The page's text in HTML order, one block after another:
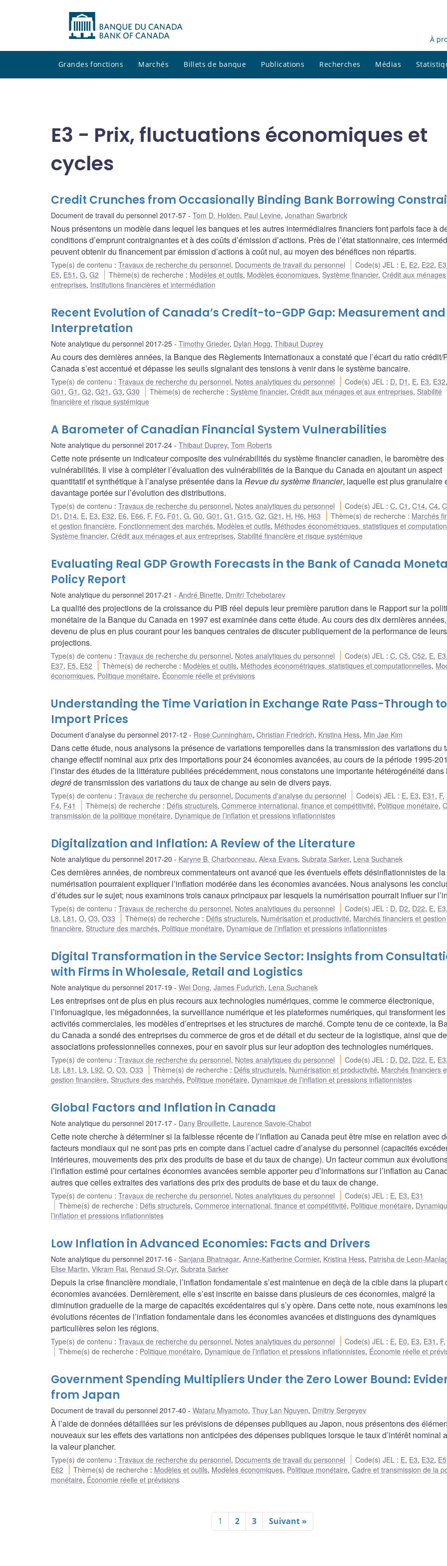
À
Grandes fonctions Marchés Billets de banque Publications Recherches Médias
E3 - Prix, fluctuations économiques et
cycles
Credit Crunches from Occasionally Binding Bank Borrowing
Document de travail du personnel 2017-57 Tom D. Holden, Paul Levine, Jonathan Swarbrick
Nous présentons un modèle dans lequel les banques et les autres intermédiaires financiers font parfois face à
conditions d’emprunt contraignantes et à des coûts d’émission d’actions. Près de l’état stationnaire, ces
peuvent obtenir du financement par émission d’actions à coût nul, au moyen des bénéfices non répartis.
Type(s) de contenu : Travaux de recherche du personnel, Documents de travail du personnel Code(s) JEL : E, E2, E22, E3
E5, E51 , G, G2 Thème(s) de recherche : Modèles et outils, Modèles économiques, Système financier,Crédit aux
entreprises, Institutions financières et intermédiation
Recent Evolution of Canada’s Credit-to-GDP Gap: Measurement and
Interpretation
Note analytique du personnel 2017-25 Timothy Grieder, Dylan Hogg, Thibaut Duprey
Au cours des dernières années, la Banque des Règlements Internationaux a constaté que l’écart du ratio crédit/
Canada s’est accentué et dépasse les seuils signalant des tensions à venir dans le système bancaire.
Type(s) de contenu : Travaux de recherche du personnel, Notes analytiques du personnel Code(s) JEL : D, D1 , E, E3, E32
G01 , G1 , G2, G21 , G3, G30 Thème(s) de recherche : Système financier,Crédit aux ménages et aux entreprises, Stabilité
financière et risque systémique
A Barometer of Canadian Financial System Vulnerabilities
Note analytique du personnel 2017-24 Thibaut Duprey, Tom Roberts
Cette note présente un indicateur composite des vulnérabilités du système financier canadien, le baromètre des
vulnérabilités. Il vise à compléter l’évaluation des vulnérabilités de la Banque du Canada en ajoutant un aspect
quantitatif et synthétique à l’analyse présentée dans laRevue du système financier, laquelle est plus granulaire
davantage portée sur l’évolution des distributions.
Type(s) de contenu : Travaux de recherche du personnel, Notes analytiques du personnel Code(s) JEL :C,C1 ,C14,C4,
D1 , D14, E, E3, E32, E6, E66, F, F0, F01 , G, G0, G01 , G1 , G15, G2, G21 , H, H6, H63 Thème(s) de recherche : Marchés
et gestion financière, Fonctionnement des marchés, Modèles et outils, Méthodes économétriques, statistiques et
Système financier, Crédit aux ménages et aux entreprises, Stabilité financière et risque systémique
Evaluating Real GDP Growth Forecasts in the Bank of Canada
Policy Report
Note analytique du personnel 2017-21 André Binette, Dmitri Tchebotarev
La qualité des projections de la croissance du PIB réel depuis leur première parution dans le Rapport sur la
monétaire de la Banque du Canada en 1997 est examinée dans cette étude. Au cours des dix dernières
devenu de plus en plus courant pour les banques centrales de discuter publiquement de la performance de leurs
projections.
Type(s) de contenu : Travaux de recherche du personnel, Notes analytiques du personnel Code(s) JEL :C,C5,C52, E, E3,
E37, E5, E52 Thème(s) de recherche : Modèles et outils, Méthodes économétriques, statistiques et computationnelles,
économiques, Politique monétaire, Économie réelle et prévisions
Understanding the Time Variation in Exchange Rate Pass-Through to
Import Prices
Document d’analyse du personnel 2017-12 Rose Cunningham, Christian Friedrich, Kristina Hess, Min Jae Kim
Dans cette étude, nous analysons la présence de variations temporelles dans la transmission des variations du
change effectif nominal aux prix des importations pour 24 économies avancées, au cours de la période 1995-
l’instar des études de la littérature publiées précédemment, nous constatons une importante hétérogénéité dans
degréde transmission des variations du taux de change au sein de divers pays.
Type(s) de contenu : Travaux de recherche du personnel, Documents d'analyse du personnel Code(s) JEL : E, E3, E31 , F,
F4, F41 Thème(s) de recherche : Défis structurels,Commerce international, finance et compétitivité, Politique monétaire,
transmission de la politique monétaire, Dynamique de l’inflation et pressions inflationnistes
Digitalization and Inflation: A Review of the Literature
Note analytique du personnel 2017-20 Karyne B. Charbonneau, Alexa Evans, Subrata Sarker, Lena Suchanek
Ces dernières années, de nombreux commentateurs ont avancé que les éventuels effets désinflationnistes de la
numérisation pourraient expliquer l’inflation modérée dans les économies avancées. Nous analysons les
d’études sur le sujet; nous examinons trois canaux principaux par lesquels la numérisation pourrait influer sur
Type(s) de contenu : Travaux de recherche du personnel, Notes analytiques du personnel Code(s) JEL : D, D2, D22, E, E3,
L8, L81 , O, O3, O33 Thème(s) de recherche : Défis structurels, Numérisation et productivité, Marchés financiers et gestion
financière, Structure des marchés, Politique monétaire, Dynamique de l’inflation et pressions inflationnistes
Digital Transformation in the Service Sector: Insights from
with Firms in Wholesale, Retail and Logistics
Note analytique du personnel 2017-19 Wei Dong, James Fudurich, Lena Suchanek
Les entreprises ont de plus en plus recours aux technologies numériques, comme le commerce électronique,
l’infonuagique, les mégadonnées, la surveillance numérique et les plateformes numériques, qui transforment les
activités commerciales, les modèles d’entreprises et les structures de marché. Compte tenu de ce contexte, la
du Canada a sondé des entreprises du commerce de gros et de détail et du secteur de la logistique, ainsi que
associations professionnelles connexes, pour en savoir plus sur leur adoption des technologies numériques.
Type(s) de contenu : Travaux de recherche du personnel, Notes analytiques du personnel Code(s) JEL : D, D2, D22, E, E3,
L8, L81 , L9, L92, O, O3, O33 Thème(s) de recherche : Défis structurels, Numérisation et productivité, Marchés financiers
gestion financière, Structure des marchés, Politique monétaire, Dynamique de l’inflation et pressions inflationnistes
Global Factors and Inflation in Canada
Note analytique du personnel 2017-17 Dany Brouillette, Laurence Savoie-Chabot
Cette note cherche à déterminer si la faiblesse récente de l’inflation au Canada peut être mise en relation avec
facteurs mondiaux qui ne sont pas pris en compte dans l’actuel cadre d’analyse du personnel (capacités
intérieures, mouvements des prix des produits de base et du taux de change). Un facteur commun aux
l’inflation estimé pour certaines économies avancées semble apporter peu d’informations sur l’inflation au
autres que celles extraites des variations des prix des produits de base et du taux de change.
Type(s) de contenu : Travaux de recherche du personnel, Notes analytiques du personnel Code(s) JEL : E, E3, E31
Thème(s) de recherche : Défis structurels,Commerce international, finance et compétitivité, Politique monétaire,
l’inflation et pressions inflationnistes
Low Inflation in Advanced Economies: Facts and Drivers
Note analytique du personnel 2017-16 Sanjana Bhatnagar, Anne-Katherine Cormier, Kristina Hess, Patrisha de Leon-
Elise Martin, Vikram Rai, Renaud St-Cyr, Subrata Sarker
Depuis la crise financière mondiale, l’inflation fondamentale s’est maintenue en deçà de la cible dans la plupart
économies avancées. Dernièrement, elle s’est inscrite en baisse dans plusieurs de ces économies, malgré la
diminution graduelle de la marge de capacités excédentaires qui s’y opère. Dans cette note, nous examinons les
évolutions récentes de l’inflation fondamentale dans les économies avancées et distinguons des dynamiques
particulières selon les régions.
Type(s) de contenu : Travaux de recherche du personnel, Notes analytiques du personnel Code(s) JEL : E, E0, E3, E31 , F,
Thème(s) de recherche : Politique monétaire, Dynamique de l’inflation et pressions inflationnistes, Économie réelle et
Government Spending Multipliers Under the Zero Lower Bound:
from Japan
Document de travail du personnel 2017-40 Wataru Miyamoto, Thuy Lan Nguyen, Dmitriy Sergeyev
À l’aide de données détaillées sur les prévisions de dépenses publiques au Japon, nous présentons des
nouveaux sur les effets des variations non anticipées des dépenses publiques lorsque le taux d’intérêt nominal
la valeur plancher.
Type(s) de contenu : Travaux de recherche du personnel, Documents de travail du personnel Code(s) JEL : E, E3, E32, E5
E62
Thème(s) de recherche : Modèles et outils, Modèles économiques, Politique monétaire,Cadre et transmission de la
monétaire, Économie réelle et prévisions
1 2 3 Suivant »